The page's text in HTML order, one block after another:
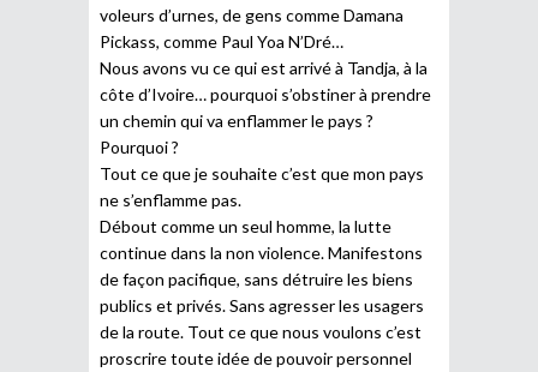
voleurs d’urnes, de gens comme Damana
Pickass, comme Paul Yoa N’Dré…
Nous avons vu ce qui est arrivé à Tandja, à la
côte d’Ivoire… pourquoi s’obstiner à prendre
un chemin qui va enflammer le pays ?
Pourquoi ?
Tout ce que je souhaite c’est que mon pays
ne s’enflamme pas.
Débout comme un seul homme, la lutte
continue dans la non violence. Manifestons
de façon pacifique, sans détruire les biens
publics et privés. Sans agresser les usagers
de la route. Tout ce que nous voulons c’est
proscrire toute idée de pouvoir personnel